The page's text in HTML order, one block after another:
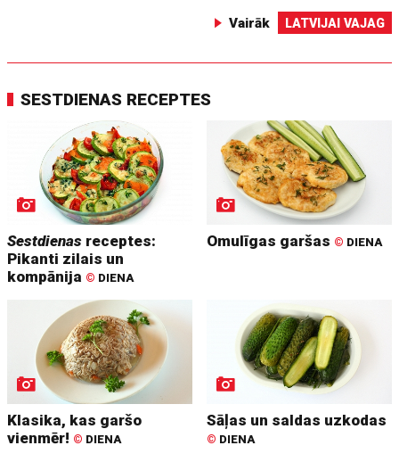
Vairāk LATVIJAI VAJAG
SESTDIENAS RECEPTES
Sestdienas receptes:
Pikanti zilais un
kompānija © DIENA
Omulīgas garšas © DIENA
Klasika, kas garšo
vienmēr! © DIENA
Sāļas un saldas uzkodas
© DIENA